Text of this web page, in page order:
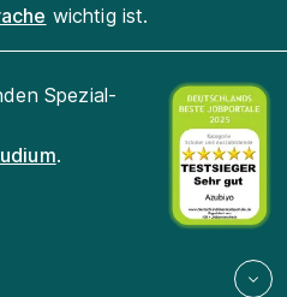
wichtig ist.
Spezial-
.